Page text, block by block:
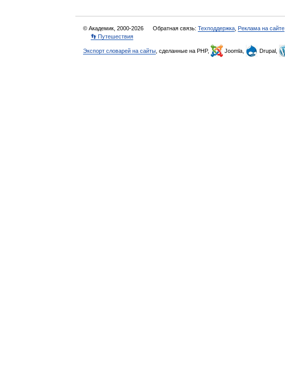
© Академик, 2000-2026 Обратная связь: Техподдержка Реклама на сайте
👣 Путешествия
Экспорт словарей на сайты , сделанные на PHP, Joomla, Drupal,